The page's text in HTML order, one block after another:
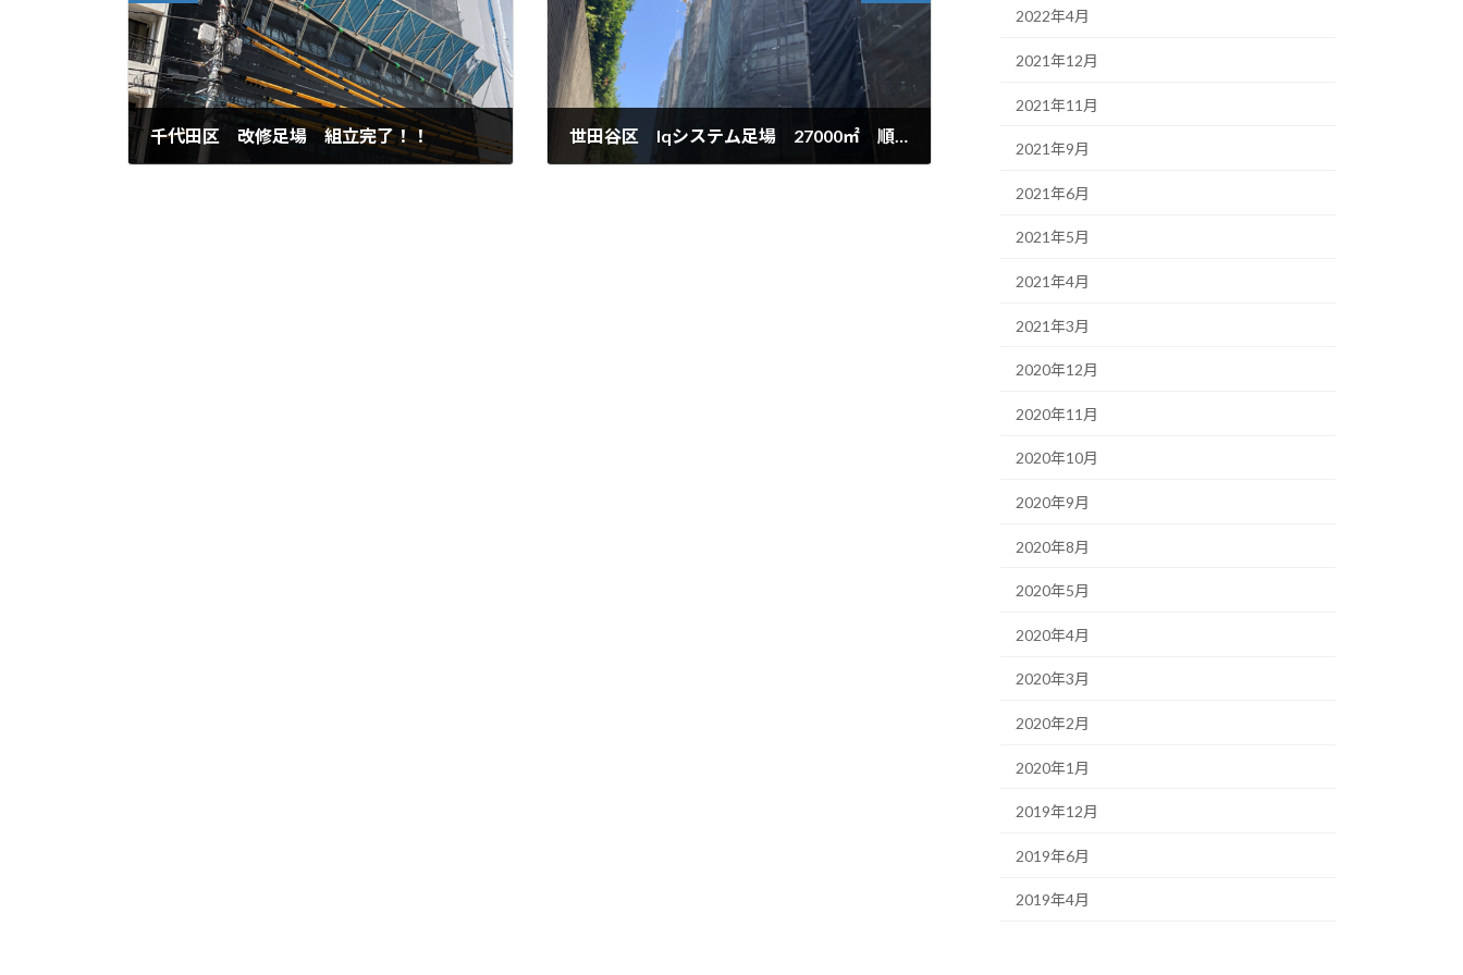
千代田区 改修足場 組立完了！！ 世田谷区 Iqシステム足場 27000㎡ 順調に組立中！！
2022年4月
2021年12月
2021年11月
2021年9月
2021年6月
2021年5月
2021年4月
2021年3月
2020年12月
2020年11月
2020年10月
2020年9月
2020年8月
2020年5月
2020年4月
2020年3月
2020年2月
2020年1月
2019年12月
2019年6月
2019年4月